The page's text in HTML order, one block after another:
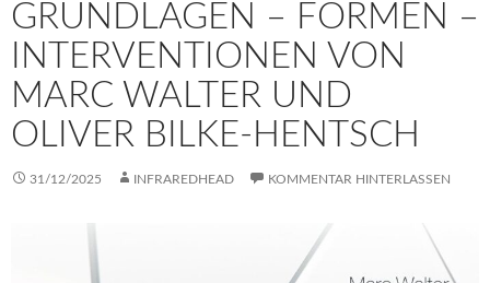
GRUNDLAGEN – FORMEN –
INTERVENTIONEN VON
MARC WALTER UND
OLIVER BILKE-HENTSCH
31/12/2025 INFRAREDHEAD KOMMENTAR HINTERLASSEN